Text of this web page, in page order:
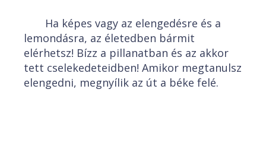
Ha képes vagy az elengedésre és a
lemondásra, az életedben bármit
elérhetsz! Bízz a pillanatban és az akkor
tett cselekedeteidben! Amikor megtanulsz
elengedni, megnyílik az út a béke felé.